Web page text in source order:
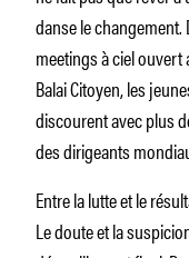
danse le
meetings à ciel ouvert
Balai Citoyen, les
discourent avec plus
des dirigeants
Entre la lutte et le
Le doute et la